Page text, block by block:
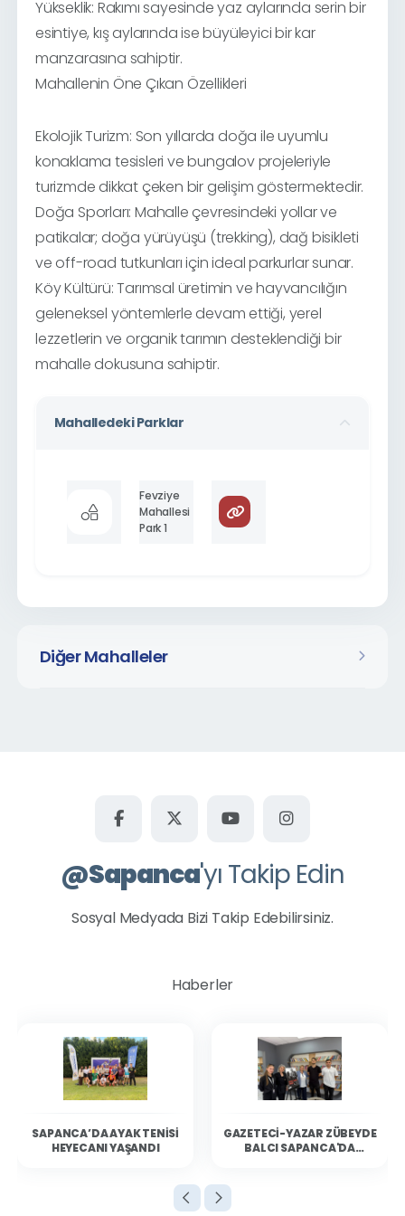
Diğer Mahalleler
Yükseklik: Rakımı sayesinde yaz aylarında serin bir
esintiye, kış aylarında ise büyüleyici bir kar
manzarasına sahiptir.
Mahallenin Öne Çıkan Özellikleri
Ekolojik Turizm: Son yıllarda doğa ile uyumlu
konaklama tesisleri ve bungalov projeleriyle
turizmde dikkat çeken bir gelişim göstermektedir.
Doğa Sporları: Mahalle çevresindeki yollar ve
patikalar; doğa yürüyüşü (trekking), dağ bisikleti
ve off-road tutkunları için ideal parkurlar sunar.
Köy Kültürü: Tarımsal üretimin ve hayvancılığın
geleneksel yöntemlerle devam ettiği, yerel
lezzetlerin ve organik tarımın desteklendiği bir
mahalle dokusuna sahiptir.
Mahalledeki Parklar
Fevziye
Mahallesi
Park 1
@Sapanca'yı Takip Edin
Sosyal Medyada Bizi Takip Edebilirsiniz.
Haberler
SAPANCA’DA AYAK TENISI
HEYECANI YAŞANDI
GAZETECI-YAZAR ZÜBEYDE
BALCI SAPANCA'DA